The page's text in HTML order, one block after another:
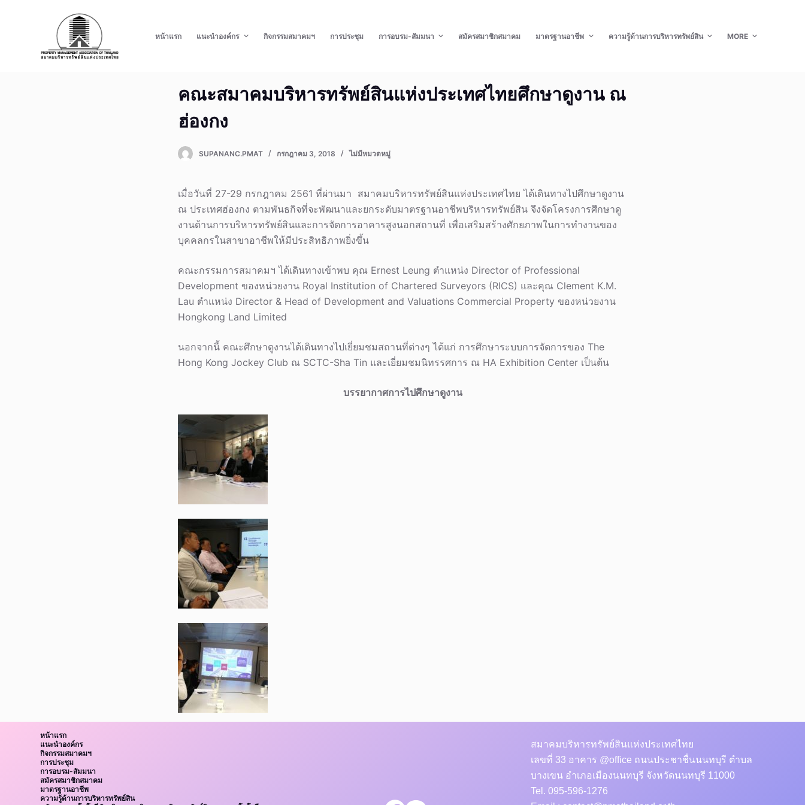
หน้าแรก แนะนำองค์กร กิจกรรมสมาคมฯ การประชุม การอบรม-สัมมนา สมัครสมาชิกสมาคม มาตรฐานอาชีพ ความรู้ด้านการบริหารทรัพย์สิน MORE
คณะสมาคมบริหารทรัพย์สินแห่งประเทศไทยศึกษาดูงาน ณ
ฮ่องกง
SUPANANC.PMAT กรกฎาคม 3, 2018 ไม่มีหมวดหมู่
เมื่อวันที่ 27-29 กรกฎาคม 2561 ที่ผ่านมา สมาคมบริหารทรัพย์สินแห่งประเทศไทย ได้เดินทางไปศึกษาดูงาน
ณ ประเทศฮ่องกง ตามพันธกิจที่จะพัฒนาและยกระดับมาตรฐานอาชีพบริหารทรัพย์สิน จึงจัดโครงการศึกษาดู
งานด้านการบริหารทรัพย์สินและการจัดการอาคารสูงนอกสถานที่ เพื่อเสริมสร้างศักยภาพในการทำงานของ
บุคคลกรในสาขาอาชีพให้มีประสิทธิภาพยิ่งขึ้น
คณะกรรมการสมาคมฯ ได้เดินทางเข้าพบ คุณ Ernest Leung ตำแหน่ง Director of Professional
Development ของหน่วยงาน Royal Institution of Chartered Surveyors (RICS) และคุณ Clement K.M.
Lau ตำแหน่ง Director & Head of Development and Valuations Commercial Property ของหน่วยงาน
Hongkong Land Limited
นอกจากนี้ คณะศึกษาดูงานได้เดินทางไปเยี่ยมชมสถานที่ต่างๆ ได้แก่ การศึกษาระบบการจัดการของ The
Hong Kong Jockey Club ณ SCTC-Sha Tin และเยี่ยมชมนิทรรศการ ณ HA Exhibition Center เป็นต้น
บรรยากาศการไปศึกษาดูงาน
หน้าแรก
แนะนำองค์กร
กิจกรรมสมาคมฯ
การประชุม
การอบรม-สัมมนา
สมัครสมาชิกสมาคม
มาตรฐานอาชีพ
ความรู้ด้านการบริหารทรัพย์สิน
สมาคมบริหารทรัพย์สินแห่งประเทศไทย
เลขที่ 33 อาคาร @office ถนนประชาชื่นนนทบุรี ตำบล
บางเขน อำเภอเมืองนนทบุรี จังหวัดนนทบุรี 11000
Tel. 095-596-1276